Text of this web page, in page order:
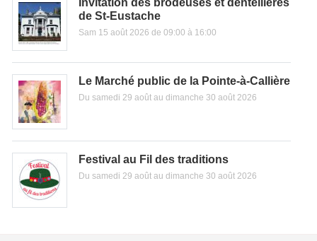
de St-Eustache
Sam 15 août 2026 de 09:00 à 16:00
Le Marché public de la Pointe-à-Callière
Du samedi 29 août au dimanche 30 août 2026
Festival au Fil des traditions
Du samedi 29 août au dimanche 30 août 2026